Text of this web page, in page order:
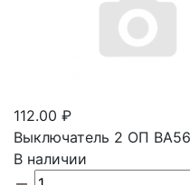
112.00 ₽
Выключатель 2 ОП
В наличии